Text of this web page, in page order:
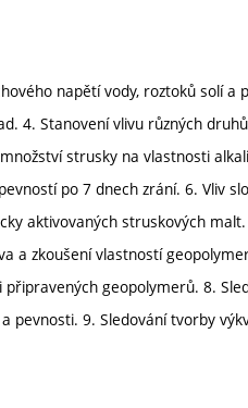
napětí vody, roztoků solí
4. Stanovení vlivu různých
strusky na vlastnosti
po 7 dnech zrání. 6. Vliv
aktivovaných struskových
a zkoušení vlastností
geopolymerů. 8.
pevnosti. 9. Sledování tvorby